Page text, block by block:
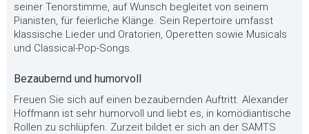
seiner Tenorstimme, auf Wunsch begleitet von seinem
Pianisten, für feierliche Klänge. Sein Repertoire umfasst
klassische Lieder und Oratorien, Operetten sowie Musicals
und Classical-Pop-Songs.
Bezaubernd und humorvoll
Freuen Sie sich auf einen bezaubernden Auftritt. Alexander
Hoffmann ist sehr humorvoll und liebt es, in komödiantische
Rollen zu schlüpfen. Zurzeit bildet er sich an der SAMTS